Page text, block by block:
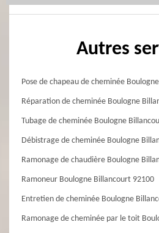
Autres
Pose de chapeau de cheminée
Réparation de cheminée Boulogne
Tubage de cheminée Boulogne
Débistrage de cheminée Boulogne
Ramonage de chaudière Boulogne
Ramoneur Boulogne Billancourt 92100
Entretien de cheminée Boulogne
Ramonage de cheminée par le toit